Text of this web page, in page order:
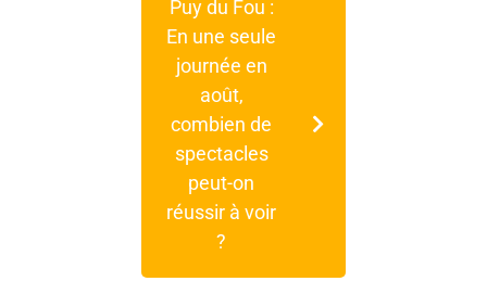
Puy du Fou :
En une seule
journée en
août,
combien de
spectacles
peut-on
réussir à voir
?